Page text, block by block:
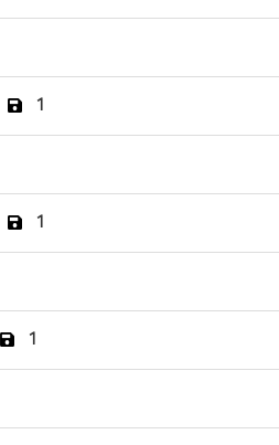
1
1
1